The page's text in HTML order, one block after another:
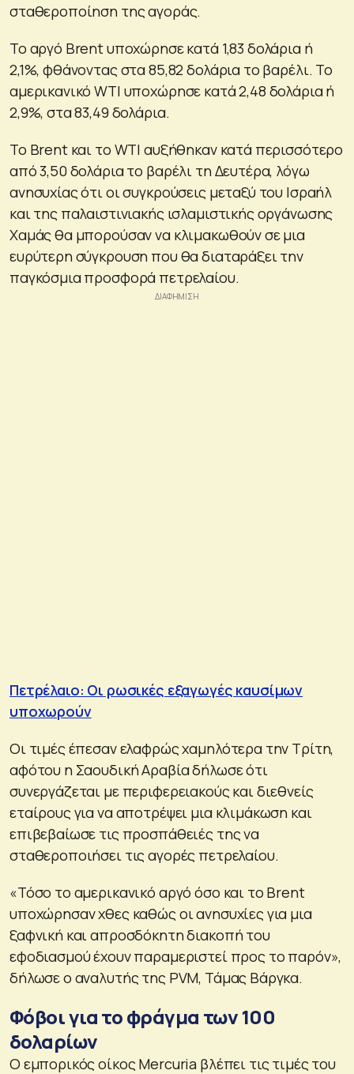
σταθεροποίηση της αγοράς.
Το αργό Brent υποχώρησε κατά 1,83 δολάρια ή
2,1%, φθάνοντας στα 85,82 δολάρια το βαρέλι. Το
αμερικανικό WTI υποχώρησε κατά 2,48 δολάρια ή
2,9%, στα 83,49 δολάρια.
Το Brent και το WTI αυξήθηκαν κατά περισσότερο
από 3,50 δολάρια το βαρέλι τη Δευτέρα, λόγω
ανησυχίας ότι οι συγκρούσεις μεταξύ του Ισραήλ
και της παλαιστινιακής ισλαμιστικής οργάνωσης
Χαμάς θα μπορούσαν να κλιμακωθούν σε μια
ευρύτερη σύγκρουση που θα διαταράξει την
παγκόσμια προσφορά πετρελαίου.
Πετρέλαιο: Οι ρωσικές εξαγωγές καυσίμων
υποχωρούν
Οι τιμές έπεσαν ελαφρώς χαμηλότερα την Τρίτη,
αφότου η Σαουδική Αραβία δήλωσε ότι
συνεργάζεται με περιφερειακούς και διεθνείς
εταίρους για να αποτρέψει μια κλιμάκωση και
επιβεβαίωσε τις προσπάθειές της να
σταθεροποιήσει τις αγορές πετρελαίου.
«Τόσο το αμερικανικό αργό όσο και το Brent
υποχώρησαν χθες καθώς οι ανησυχίες για μια
ξαφνική και απροσδόκητη διακοπή του
εφοδιασμού έχουν παραμεριστεί προς το παρόν»,
δήλωσε ο αναλυτής της PVM, Τάμας Βάργκα.
Φόβοι για το φράγμα των 100
δολαρίων
Ο εμπορικός οίκος Mercuria βλέπει τις τιμές του